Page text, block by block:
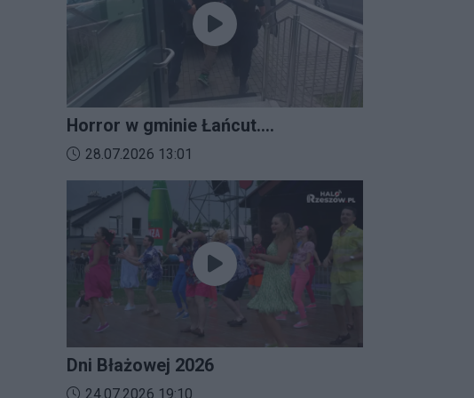
Horror w gminie Łańcut.
Mieszkaniec Rzeszowa
terroryzował rodzinę nożem i
zaatakował policjantów!
Data dodania materiału wideo:
28.07.2026 13:01
Dni Błażowej 2026
Data dodania materiału wideo:
24.07.2026 19:10